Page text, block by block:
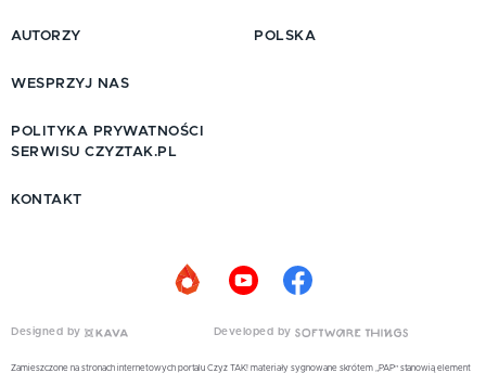
AUTORZY POLSKA
WESPRZYJ NAS
POLITYKA PRYWATNOŚCI
SERWISU CZYZTAK.PL
KONTAKT
Designed by Developed by
Zamieszczone na stronach internetowych portalu Czyż TAK! materiały sygnowane skrótem „PAP” stanowią element